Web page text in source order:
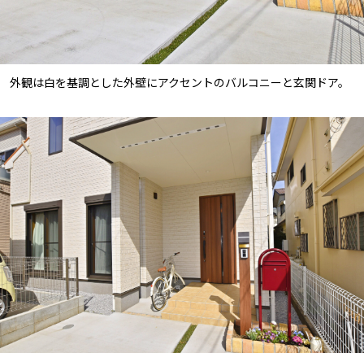
外観は白を基調とした外壁にアクセントのバルコニーと玄関ドア。